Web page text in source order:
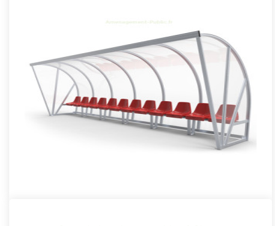
Abri de touche avec auvent 12 Places
Équipement pour aménagements sportifs extérieurs
conjuguant confort et robustesse, cet abri de touche monobloc
garantit une i..
Offre partenaire